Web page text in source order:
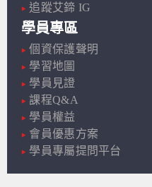
追蹤艾鍗 IG
學員專區
個資保護聲明
學習地圖
學員見證
課程Q&A
學員權益
會員優惠方案
學員專屬提問平台